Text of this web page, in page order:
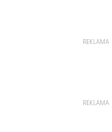
REKLAMA
REKLAMA